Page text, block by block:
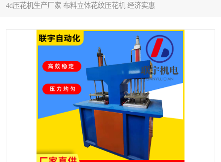
4d压花机生产厂家 布料立体花纹压花机 经济实惠
高频压花压标机 自动超声波打片成型机
泡壳包装封口机 海绵产品成型机
其他超声波系列